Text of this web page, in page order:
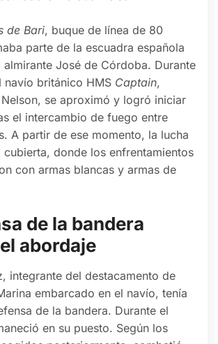
de Bari, buque de línea de 80
parte de la escuadra española
José de Córdoba. Durante
navío británico HMS Captain,
se aproximó y logró iniciar
el intercambio de fuego entre
A partir de ese momento, la lucha
cubierta, donde los enfrentamientos
con armas blancas y armas de
de la bandera
abordaje
integrante del destacamento de
embarcado en el navío, tenía
de la bandera. Durante el
en su puesto. Según los